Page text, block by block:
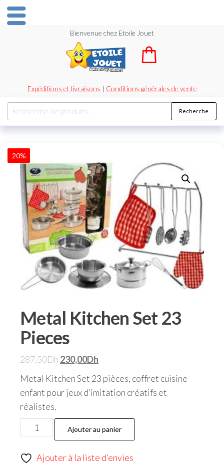
Bienvenue chez Etoile Jouet
Expéditions et livraisons | Conditions générales de vente
Recherche
20%
Metal Kitchen Set 23
Pieces
287,50Dh230,00Dh
Metal Kitchen Set 23 pièces, coffret cuisine
enfant pour jeux d’imitation créatifs et
réalistes.
Ajouter au panier
Ajouter à la liste d’envies